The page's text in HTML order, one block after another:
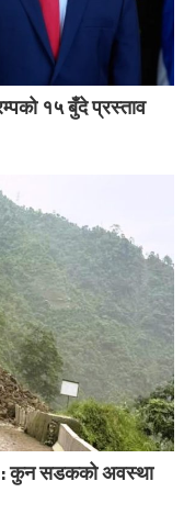
१५ बुँदे प्रस्ताव
: कुन सडकको अवस्था